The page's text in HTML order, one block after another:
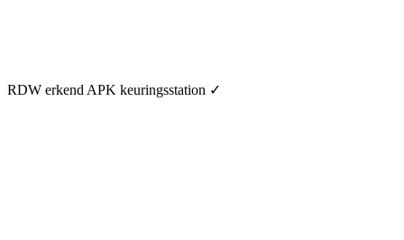
RDW erkend APK keuringsstation ✓